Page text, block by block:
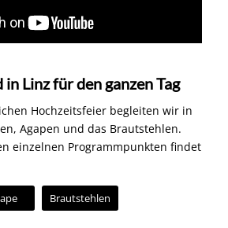
Linz für den ganzen Tag
Hochzeitsfeier begleiten wir in
Agapen und das Brautstehlen.
einzelnen Programmpunkten findet
Brautstehlen